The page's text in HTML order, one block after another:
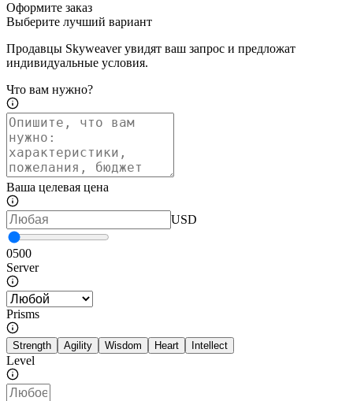
Оформите заказ
Выберите лучший вариант
Продавцы Skyweaver увидят ваш запрос и предложат
индивидуальные условия.
Что вам нужно?
Ваша целевая цена
USD
0500
Server
Prisms
Strength Agility Wisdom Heart Intellect
Level